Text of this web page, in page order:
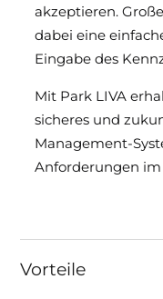
akzeptieren.
dabei eine
Eingabe des
Mit Park LIVA
sicheres und
Management-
Anforderungen
Vorteile